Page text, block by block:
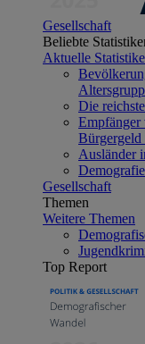
Gesellschaft
Beliebte
Aktuelle
Die
Empfänger
Bürgergeld
Ausländer
Gesellschaft
Themen
Weitere Themen
Top Report